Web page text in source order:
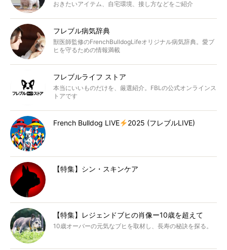
おきたいアイテム、自宅環境、接し方などをご紹介
フレブル病気辞典
獣医師監修のFrenchBulldogLifeオリジナル病気辞典。愛ブ
ヒを守るための情報満載
フレブルライフ ストア
本当にいいものだけを、厳選紹介。FBLの公式オンラインス
トアです
French Bulldog LIVE 2025 (フレブルLIVE)
【特集】シン・スキンケア
【特集】レジェンドブヒの肖像ー10歳を超えて
10歳オーバーの元気なブヒを取材し、長寿の秘訣を探る。